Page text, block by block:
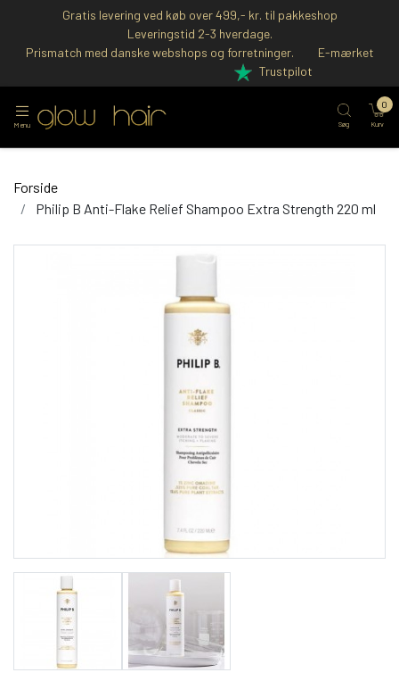
Gratis levering ved køb over 499,- kr. til pakkeshop
Leveringstid 2-3 hverdage.
Prismatch med danske webshops og forretninger.
E-mærket
Trustpilot
Menu Søg Kurv
0
Forside
Philip B Anti-Flake Relief Shampoo Extra Strength 220 ml